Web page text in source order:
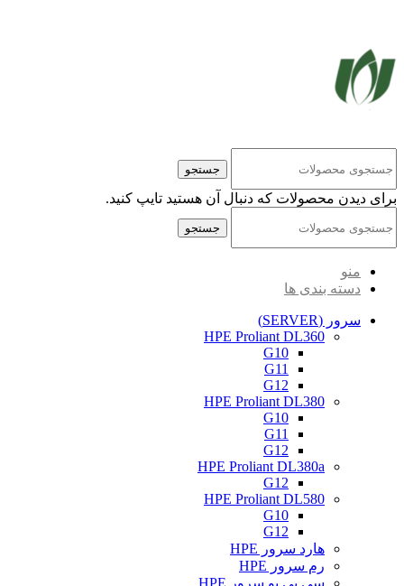
جستجو
برای دیدن محصولات که دنبال آن هستید تایپ کنید.
جستجو
منو
دسته بندی ها
سرور (SERVER)
HPE Proliant DL360
G10
G11
G12
HPE Proliant DL380
G10
G11
G12
HPE Proliant DL380a
G12
HPE Proliant DL580
G10
G12
هارد سرور HPE
رم سرور HPE